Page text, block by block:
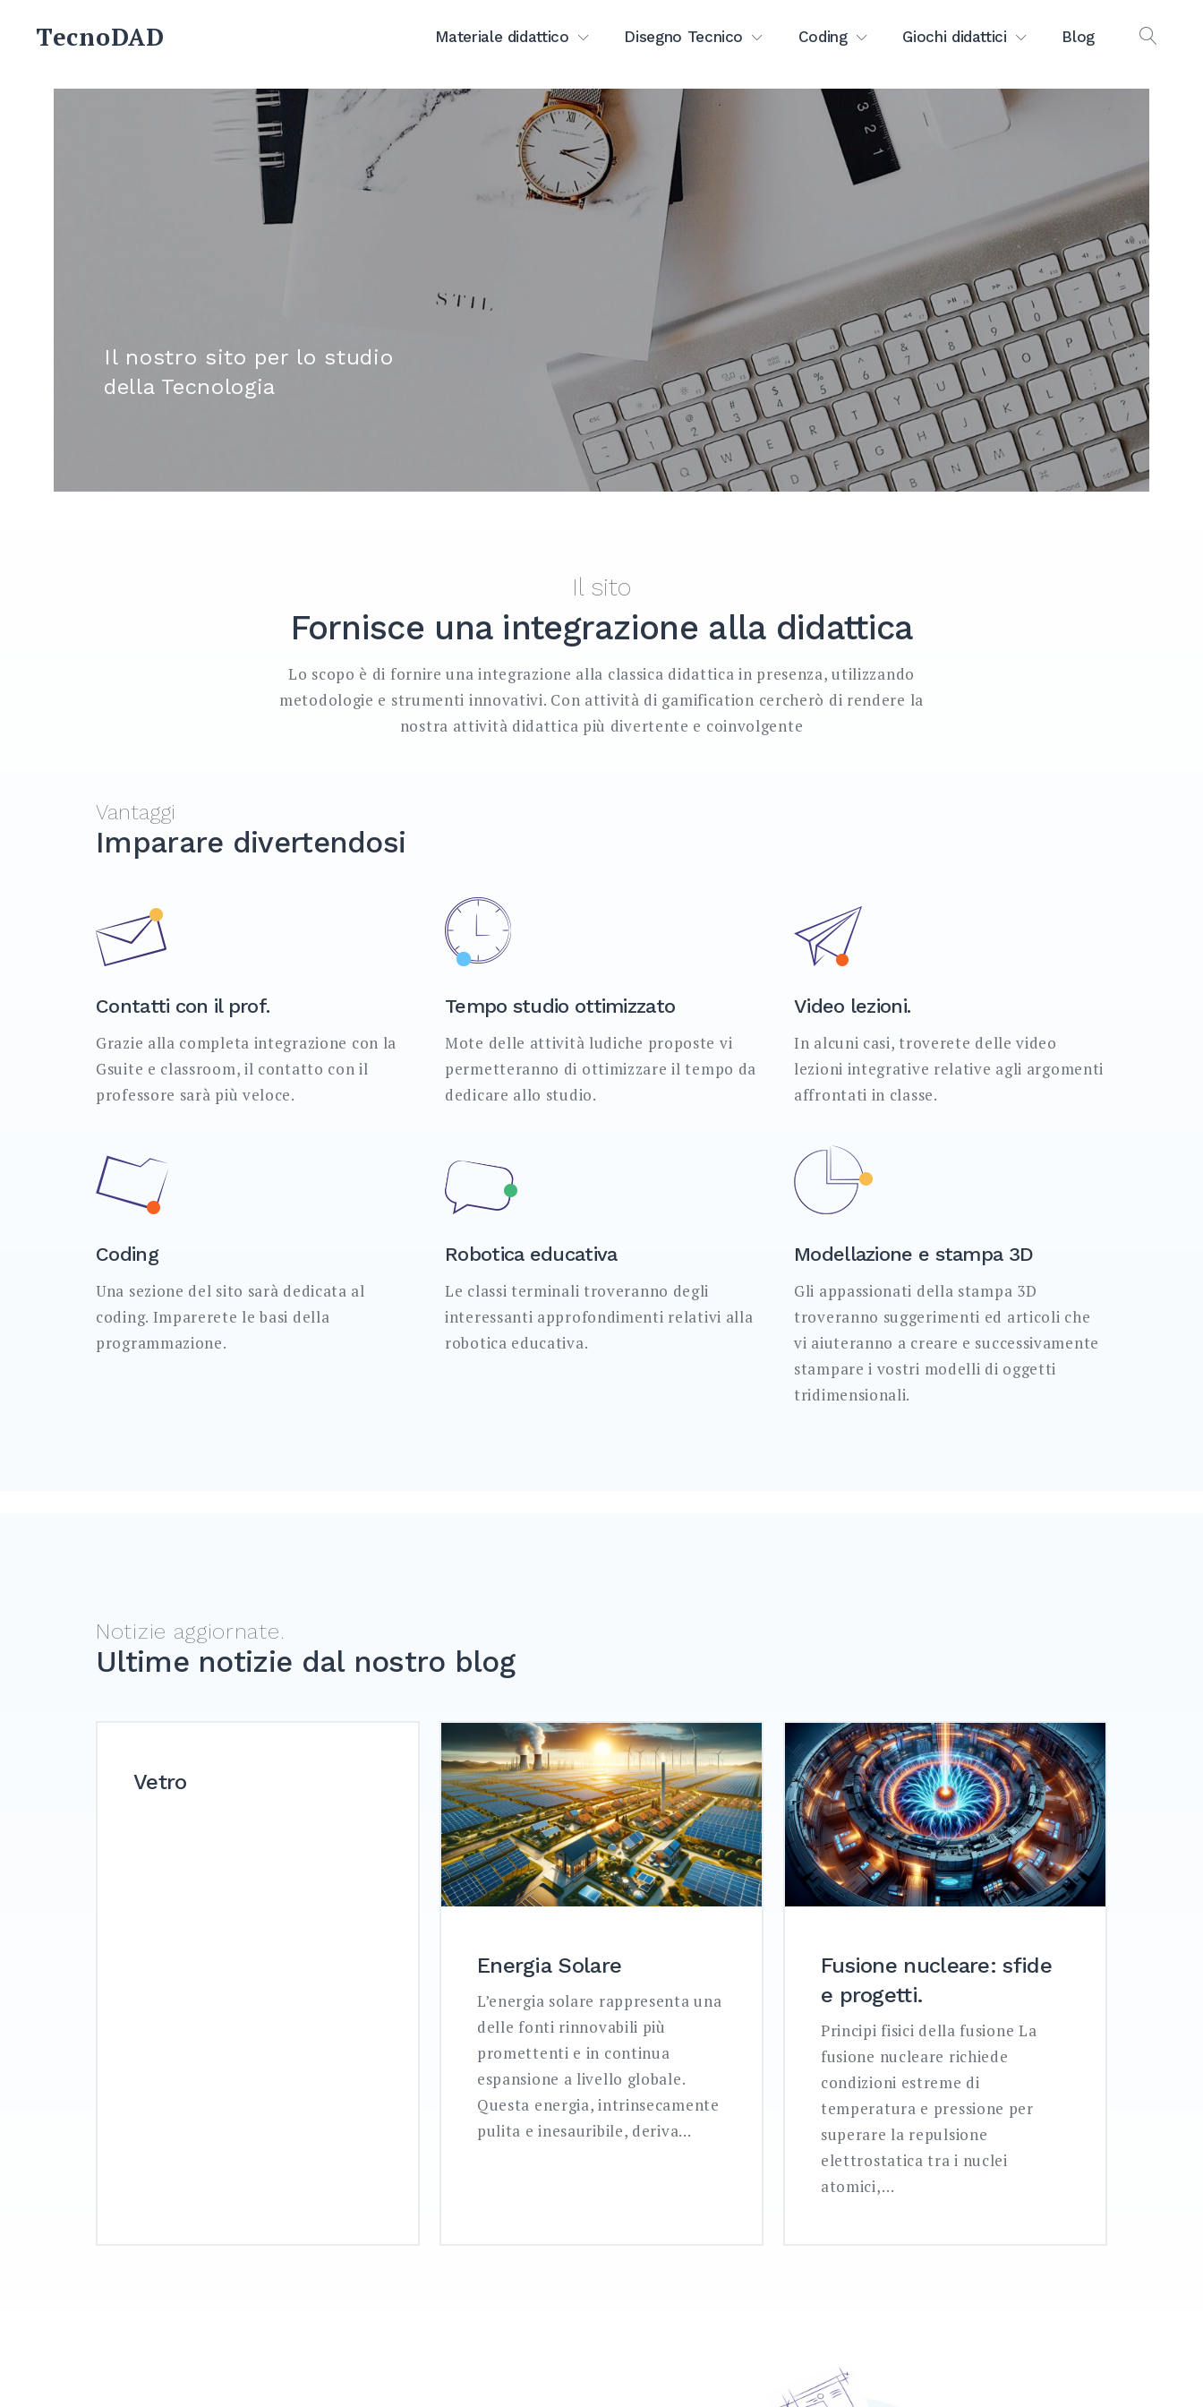
TecnoDAD Materiale didattico Disegno Tecnico Coding Giochi didattici Blog
Il nostro sito per lo studio
della Tecnologia
Il sito
Fornisce una integrazione alla didattica
Lo scopo è di fornire una integrazione alla classica didattica in presenza, utilizzando
metodologie e strumenti innovativi. Con attività di gamification cercherò di rendere la
nostra attività didattica più divertente e coinvolgente
Vantaggi
Imparare divertendosi
Contatti con il prof.
Grazie alla completa integrazione con la
Gsuite e classroom, il contatto con il
professore sarà più veloce.
Tempo studio ottimizzato
Mote delle attività ludiche proposte vi
permetteranno di ottimizzare il tempo da
dedicare allo studio.
Video lezioni.
In alcuni casi, troverete delle video
lezioni integrative relative agli argomenti
affrontati in classe.
Coding
Una sezione del sito sarà dedicata al
coding. Imparerete le basi della
programmazione.
Robotica educativa
Le classi terminali troveranno degli
interessanti approfondimenti relativi alla
robotica educativa.
Modellazione e stampa 3D
Gli appassionati della stampa 3D
troveranno suggerimenti ed articoli che
vi aiuteranno a creare e successivamente
stampare i vostri modelli di oggetti
tridimensionali.
Notizie aggiornate.
Ultime notizie dal nostro blog
Vetro
Energia Solare
L’energia solare rappresenta una
delle fonti rinnovabili più
promettenti e in continua
espansione a livello globale.
Questa energia, intrinsecamente
pulita e inesauribile, deriva…
Fusione nucleare: sfide
e progetti.
Principi fisici della fusione La
fusione nucleare richiede
condizioni estreme di
temperatura e pressione per
superare la repulsione
elettrostatica tra i nuclei
atomici,…